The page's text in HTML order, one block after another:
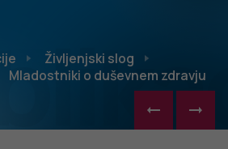
Življenjski slog
Mladostniki o duševnem zdravju